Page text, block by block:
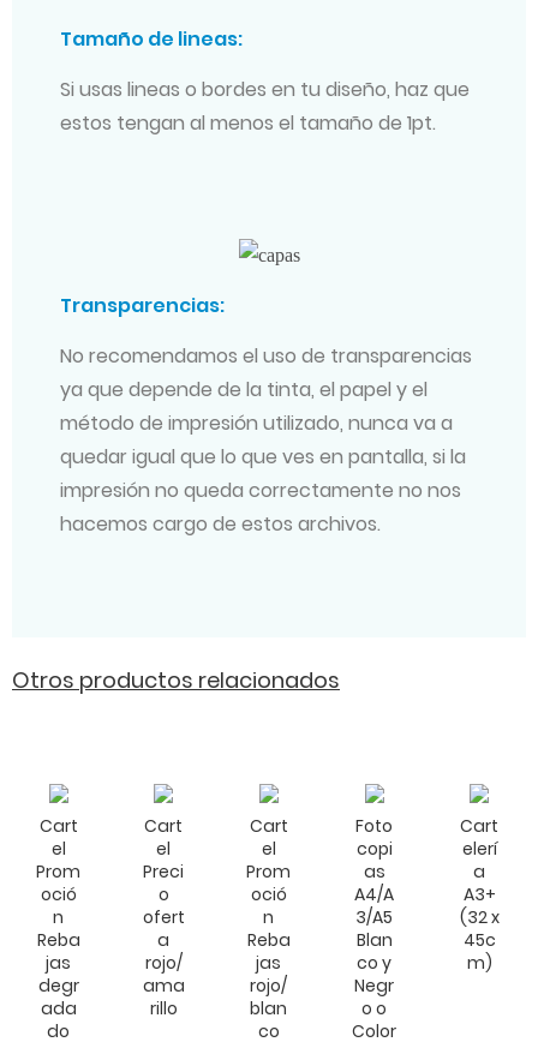
Tamaño de lineas:
Si usas lineas o bordes en tu diseño, haz que
estos tengan al menos el tamaño de 1pt.
Transparencias:
No recomendamos el uso de transparencias
ya que depende de la tinta, el papel y el
método de impresión utilizado, nunca va a
quedar igual que lo que ves en pantalla, si la
impresión no queda correctamente no nos
hacemos cargo de estos archivos.
Otros productos relacionados
Cart
el
Prom
oció
n
Reba
jas
degr
ada
do
Cart
el
Preci
o
ofert
a
rojo/
ama
rillo
Cart
el
Prom
oció
n
Reba
jas
rojo/
blan
co
Foto
copi
as
A4/A
3/A5
Blan
co y
Negr
o o
Color
Cart
elerí
a
A3+
(32 x
45c
m)